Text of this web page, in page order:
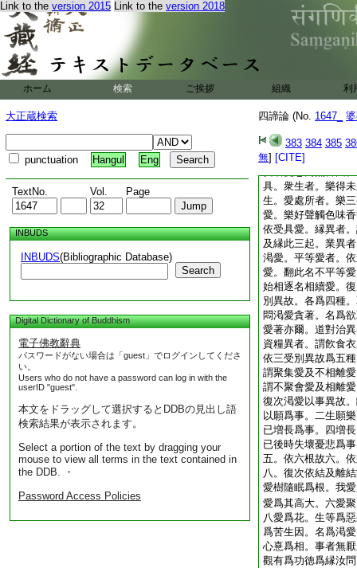
Link to the version 2015 Link to the version 2018
ホーム 検索 ご挨拶 組織 利
大正蔵検索
punctuation Hangul Eng
TextNo. Vol. Page
INBUDS
INBUDS(Bibliographic Database)
Search
Digital Dictionary of Buddhism
電子佛教辭典
パスワードがない場合は「guest」でログインしてくださ
い。
Users who do not have a password can log in with the
userID "guest".
本文をドラッグして選択するとDDBの見出し語
検索結果が表示されます。
Select a portion of the text by dragging your
mouse to view all terms in the text contained in
the DDB. ・
Password Access Policies
四諦論 (No. 1647_
383 384 385
無] [CITE]
塵。念念受用不知
愛類見性別異故。
陰中起我執我愛。
見願樂我斷名無有
藏爲事。猶如雲網
逐爲事。猶如 6
得塵。是愛名求覓
著。是愛名守護苦
具。衆生者。樂得
生。愛處所者。樂
愛。樂好聲觸色味
依受具愛。縁異者
及縁此三起。業異
渇愛。平等愛者。
愛。翻此名不平等
始相逐名相續愛。
別異故。各爲四種
悶渇愛貪著。名爲
愛著亦爾。道對治
資糧異者。謂飮食
依三受別異故爲五
謂聚集愛及不相離
謂不聚會愛及相離
復次渇愛以事異故
以願爲事。二生願
已増長爲事。四増
已後時失壞憂悲爲
五。依六根故六。
八。復次依結及離
愛樹隨眠爲根。我
愛爲其高大。六愛
八愛爲花。生等爲
爲苦生因。名爲渇
心憙爲相。事者無
觀有爲功徳爲縁汝